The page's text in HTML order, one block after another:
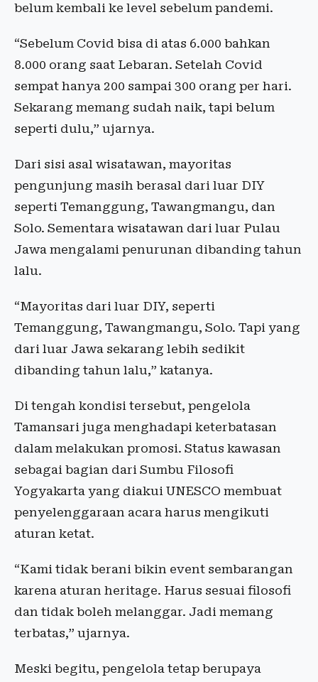
belum kembali ke level sebelum pandemi.
“Sebelum Covid bisa di atas 6.000 bahkan
8.000 orang saat Lebaran. Setelah Covid
sempat hanya 200 sampai 300 orang per hari.
Sekarang memang sudah naik, tapi belum
seperti dulu,” ujarnya.
Dari sisi asal wisatawan, mayoritas
pengunjung masih berasal dari luar DIY
seperti Temanggung, Tawangmangu, dan
Solo. Sementara wisatawan dari luar Pulau
Jawa mengalami penurunan dibanding tahun
lalu.
“Mayoritas dari luar DIY, seperti
Temanggung, Tawangmangu, Solo. Tapi yang
dari luar Jawa sekarang lebih sedikit
dibanding tahun lalu,” katanya.
Di tengah kondisi tersebut, pengelola
Tamansari juga menghadapi keterbatasan
dalam melakukan promosi. Status kawasan
sebagai bagian dari Sumbu Filosofi
Yogyakarta yang diakui UNESCO membuat
penyelenggaraan acara harus mengikuti
aturan ketat.
“Kami tidak berani bikin event sembarangan
karena aturan heritage. Harus sesuai filosofi
dan tidak boleh melanggar. Jadi memang
terbatas,” ujarnya.
Meski begitu, pengelola tetap berupaya